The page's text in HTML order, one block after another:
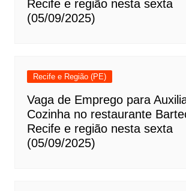
Recife e região nesta sexta
(05/09/2025)
Recife e Região (PE)
Vaga de Emprego para
Cozinha no restaurante
Recife e região nesta sexta
(05/09/2025)